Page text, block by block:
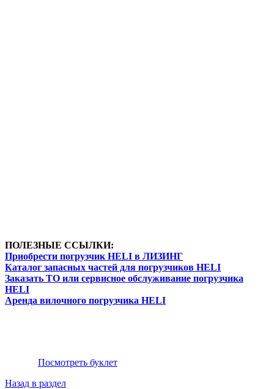
ПОЛЕЗНЫЕ ССЫЛКИ:
Приобрести погрузчик HELI в ЛИЗИНГ
Каталог запасных частей для погрузчиков HELI
Заказать ТО или сервисное обслуживание погрузчика
HELI
Аренда вилочного погрузчика HELI
Посмотреть буклет
Назад в раздел